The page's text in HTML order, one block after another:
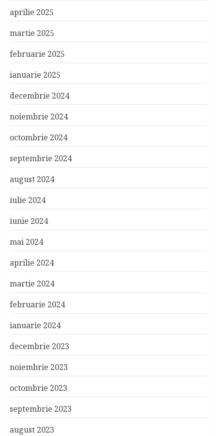
aprilie 2025
martie 2025
februarie 2025
ianuarie 2025
decembrie 2024
noiembrie 2024
octombrie 2024
septembrie 2024
august 2024
iulie 2024
iunie 2024
mai 2024
aprilie 2024
martie 2024
februarie 2024
ianuarie 2024
decembrie 2023
noiembrie 2023
octombrie 2023
septembrie 2023
august 2023